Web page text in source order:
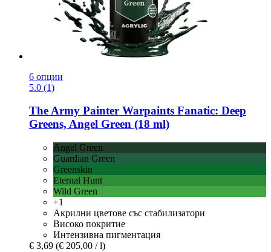
6 опции
5.0 (1)
The Army Painter Warpaints Fanatic: Deep
Greens, Angel Green (18 ml)
Angel Green
Guardian Green
Greenskin
Eternal Hunt
Wild Green
+1
Акрилни цветове със стабилизатори
Високо покритие
Интензивна пигментация
€ 3,69 (€ 205,00 / l)